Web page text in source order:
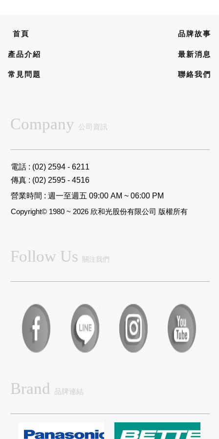
首頁 品牌故事
產品介紹 最新消息
常見問題 聯絡我們
Company公司資訊
電話 : (02) 2594 - 6211
傳真 : (02) 2595 - 4516
營業時間 : 週一至週五 09:00 AM ~ 06:00 PM
Copyright© 1980 ~ 2026 欣和光股份有限公司 版權所有
Follow Us 關注我們
Brand 品牌連結